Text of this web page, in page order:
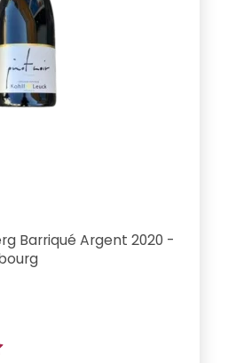
Barriqué Argent 2020 -